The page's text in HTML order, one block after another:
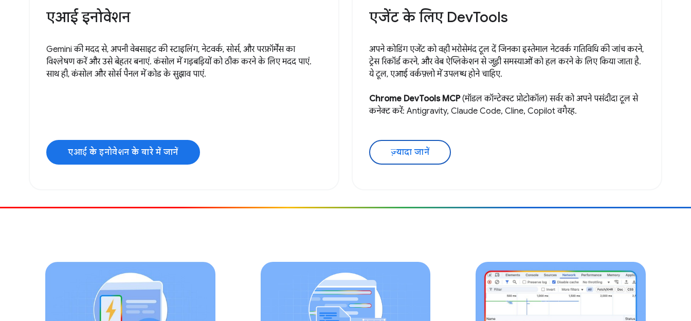
एआई इनोवेशन
Gemini की मदद से, अपनी वेबसाइट की स्टाइलिंग, नेटवर्क, सोर्स, और परफ़ॉर्मेंस का
विश्लेषण करें और उसे बेहतर बनाएं. कंसोल में गड़बड़ियों को ठीक करने के लिए मदद पाएं.
साथ ही, कंसोल और सोर्स पैनल में कोड के सुझाव पाएं.
एआई के इनोवेशन के बारे में जानें
एजेंट के लिए DevTools
अपने कोडिंग एजेंट को वही भरोसेमंद टूल दें जिनका इस्तेमाल नेटवर्क गतिविधि की जांच करने,
ट्रेस रिकॉर्ड करने, और वेब ऐप्लिकेशन से जुड़ी समस्याओं को हल करने के लिए किया जाता है.
ये टूल, एआई वर्कफ़्लो में उपलब्ध होने चाहिए.
Chrome DevTools MCP(मॉडल कॉन्टेक्स्ट प्रोटोकॉल) सर्वर को अपने पसंदीदा टूल से
कनेक्ट करें: Antigravity, Claude Code, Cline, Copilot वगैरह.
ज़्यादा जानें